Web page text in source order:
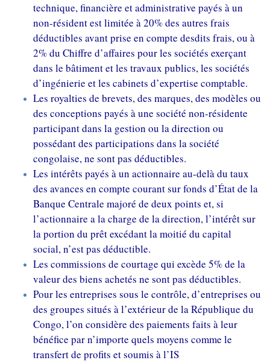
technique, financière et administrative payés à un
non-résident est limitée à 20% des autres frais
déductibles avant prise en compte desdits frais, ou à
2% du Chiffre d’affaires pour les sociétés exerçant
dans le bâtiment et les travaux publics, les sociétés
d’ingénierie et les cabinets d’expertise comptable.
Les royalties de brevets, des marques, des modèles ou
des conceptions payés à une société non-résidente
participant dans la gestion ou la direction ou
possédant des participations dans la société
congolaise, ne sont pas déductibles.
Les intérêts payés à un actionnaire au-delà du taux
des avances en compte courant sur fonds d’État de la
Banque Centrale majoré de deux points et, si
l’actionnaire a la charge de la direction, l’intérêt sur
la portion du prêt excédant la moitié du capital
social, n’est pas déductible.
Les commissions de courtage qui excède 5% de la
valeur des biens achetés ne sont pas déductibles.
Pour les entreprises sous le contrôle, d’entreprises ou
des groupes situés à l’extérieur de la République du
Congo, l’on considère des paiements faits à leur
bénéfice par n’importe quels moyens comme le
transfert de profits et soumis à l’IS